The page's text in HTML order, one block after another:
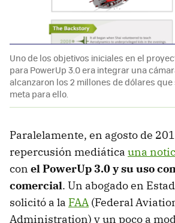
Uno de los objetivos iniciales en el
para PowerUp 3.0 era integrar una
alcanzaron los 2 millones de dólares
meta para ello.
Paralelamente, en agosto de
repercusión mediática una
con el PowerUp 3.0 y su uso
comercial. Un abogado en
solicitó a la FAA (Federal
Administration) y un poco a